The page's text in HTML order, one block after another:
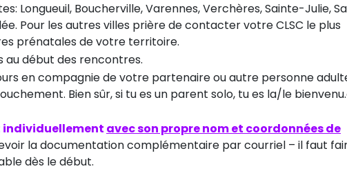
Longueuil, Boucherville, Varennes, Verchères, Sainte-Julie,
Pour les autres villes prière de contacter votre CLSC le plus
prénatales de votre territoire.
au début des rencontres.
en compagnie de votre partenaire ou autre personne
Bien sûr, si tu es un parent solo, tu es la/le
individuellement avec son propre nom et coordonnées de
la documentation complémentaire par courriel – il faut
dès le début.